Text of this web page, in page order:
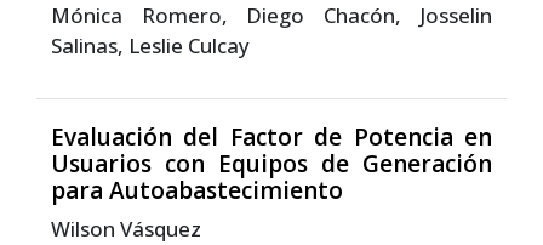
Mónica Romero, Diego Chacón, Josselin
Salinas, Leslie Culcay
Evaluación del Factor de Potencia en
Usuarios con Equipos de Generación
para Autoabastecimiento
Wilson Vásquez